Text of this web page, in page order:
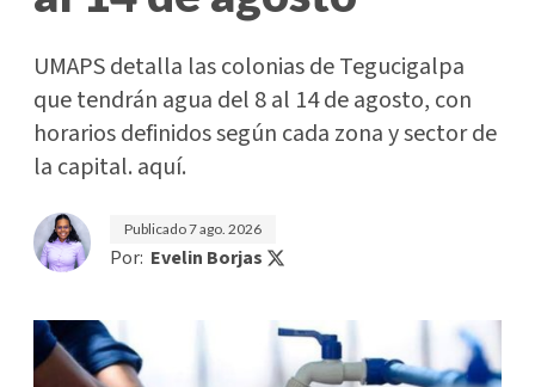
UMAPS detalla las colonias de Tegucigalpa
que tendrán agua del 8 al 14 de agosto, con
horarios definidos según cada zona y sector de
la capital. aquí.
Publicado7 ago. 2026
Por: Evelin Borjas